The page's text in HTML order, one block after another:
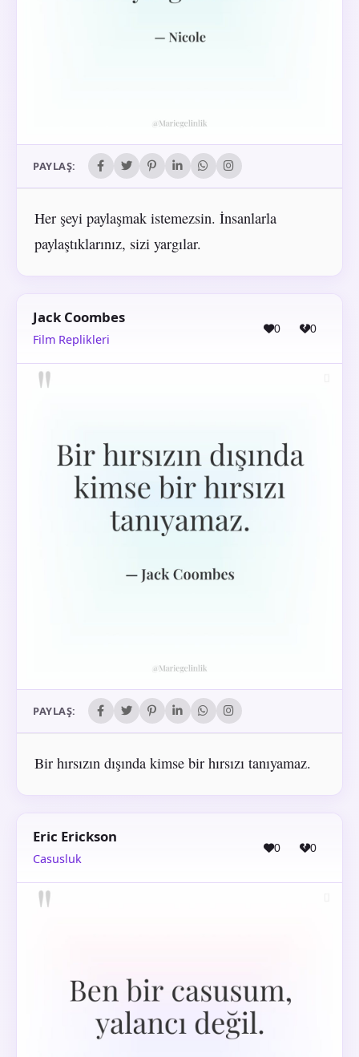
PAYLAŞ:
Her şeyi paylaşmak istemezsin. İnsanlarla
paylaştıklarınız, sizi yargılar.
Jack Coombes
Film Replikleri
0 0
PAYLAŞ:
Bir hırsızın dışında kimse bir hırsızı tanıyamaz.
Eric Erickson
Casusluk
0 0